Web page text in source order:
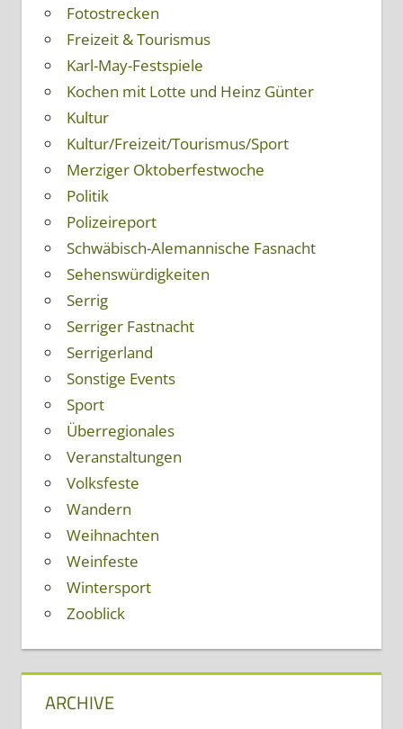
Fotostrecken
Freizeit & Tourismus
Karl-May-Festspiele
Kochen mit Lotte und Heinz Günter
Kultur
Kultur/Freizeit/Tourismus/Sport
Merziger Oktoberfestwoche
Politik
Polizeireport
Schwäbisch-Alemannische Fasnacht
Sehenswürdigkeiten
Serrig
Serriger Fastnacht
Serrigerland
Sonstige Events
Sport
Überregionales
Veranstaltungen
Volksfeste
Wandern
Weihnachten
Weinfeste
Wintersport
Zooblick
ARCHIVE